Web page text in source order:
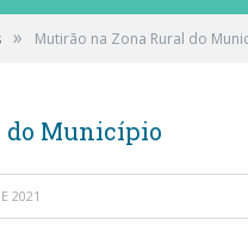
» Mutirão na Zona Rural do
do Município
2021